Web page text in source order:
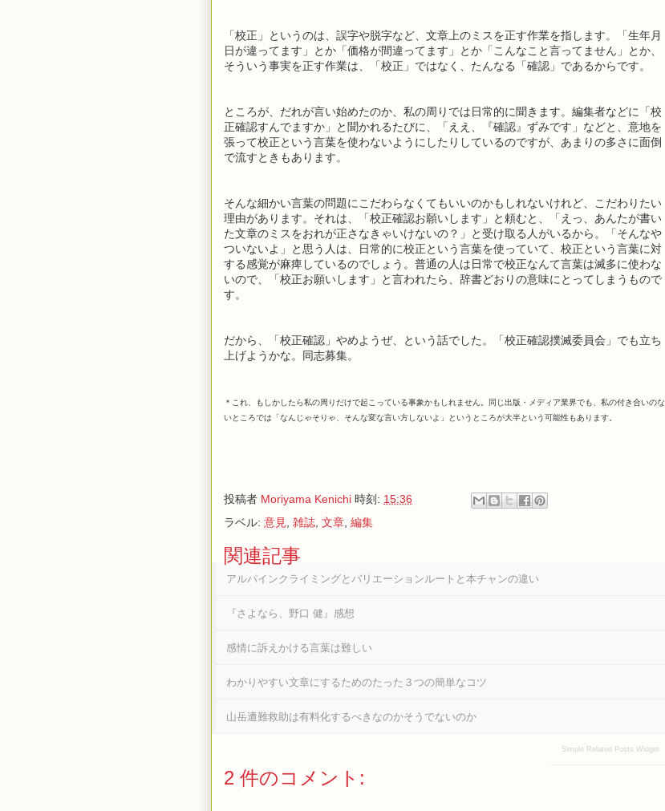
「校正」というのは、誤字や脱字など、文章上のミスを正す作業を指します。「生年月
日が違ってます」とか「価格が間違ってます」とか「こんなこと言ってません」とか、
そういう事実を正す作業は、「校正」ではなく、たんなる「確認」であるからです。
ところが、だれが言い始めたのか、私の周りでは日常的に聞きます。編集者などに「校
正確認すんでますか」と聞かれるたびに、「ええ、『確認』ずみです」などと、意地を
張って校正という言葉を使わないようにしたりしているのですが、あまりの多さに面倒
で流すときもあります。
そんな細かい言葉の問題にこだわらなくてもいいのかもしれないけれど、こだわりたい
理由があります。それは、「校正確認お願いします」と頼むと、「えっ、あんたが書い
た文章のミスをおれが正さなきゃいけないの？」と受け取る人がいるから。「そんなや
ついないよ」と思う人は、日常的に校正という言葉を使っていて、校正という言葉に対
する感覚が麻痺しているのでしょう。普通の人は日常で校正なんて言葉は滅多に使わな
いので、「校正お願いします」と言われたら、辞書どおりの意味にとってしまうもので
す。
だから、「校正確認」やめようぜ、という話でした。「校正確認撲滅委員会」でも立ち
上げようかな。同志募集。
＊これ、もしかしたら私の周りだけで起こっている事象かもしれません。同じ出版・メディア業界でも、私の付き合いのな
いところでは「なんじゃそりゃ、そんな変な言い方しないよ」というところが大半という可能性もあります。
投稿者 Moriyama Kenichi 時刻: 15:36
ラベル: 意見 雑誌 文章 編集
関連記事
アルパインクライミングとバリエーションルートと本チャンの違い
『さよなら、野口 健』感想
感情に訴えかける言葉は難しい
わかりやすい文章にするためのたった３つの簡単なコツ
山岳遭難救助は有料化するべきなのかそうでないのか
Simple Related Posts Widget
2 件のコメント: